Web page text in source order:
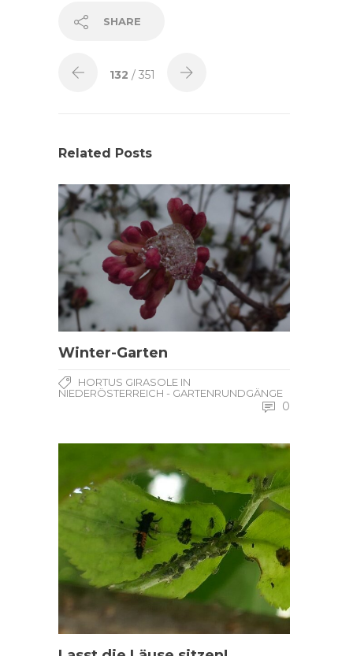
SHARE
132 / 351
Related Posts
Winter-Garten
HORTUS GIRASOLE IN
NIEDERÖSTERREICH - GARTENRUNDGÄNGE
0